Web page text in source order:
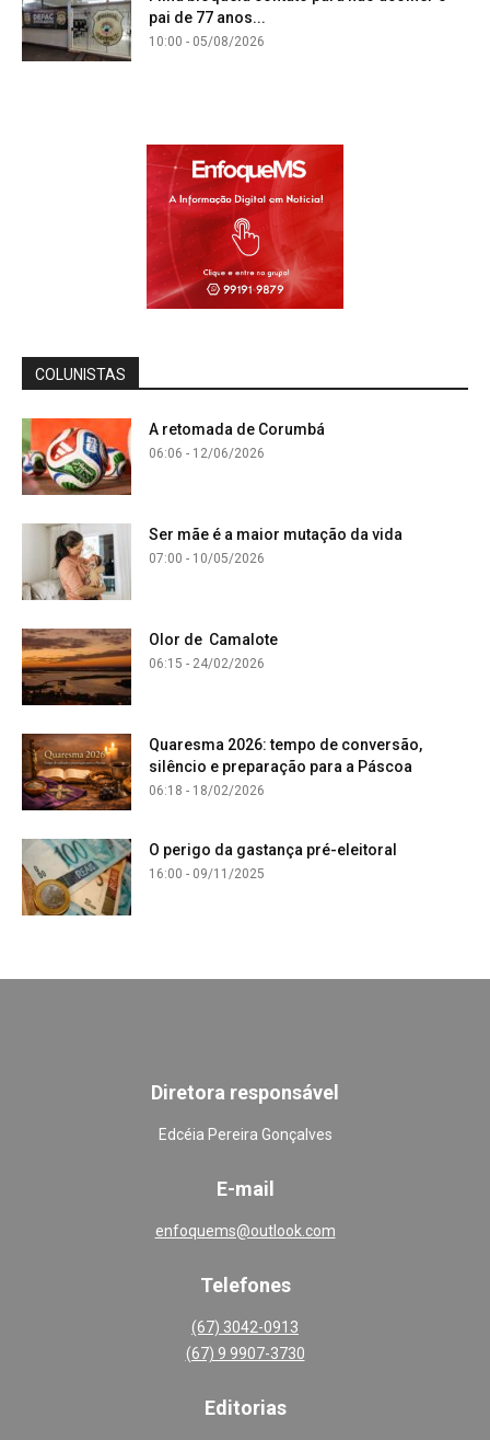
pai de 77 anos...
10:00 - 05/08/2026
COLUNISTAS
A retomada de Corumbá
06:06 - 12/06/2026
Ser mãe é a maior mutação da vida
07:00 - 10/05/2026
Olor de Camalote
06:15 - 24/02/2026
Quaresma 2026: tempo de conversão,
silêncio e preparação para a Páscoa
06:18 - 18/02/2026
O perigo da gastança pré-eleitoral
16:00 - 09/11/2025
Diretora responsável
Edcéia Pereira Gonçalves
E-mail
enfoquems@outlook.com
Telefones
(67) 3042-0913
(67) 9 9907-3730
Editorias